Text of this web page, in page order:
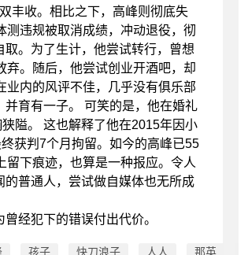
丰收。相比之下，高峰则彻底失
测违规被取消成绩，冲动退役，彻
。为了生计，他尝试转行，曾想
弃。随后，他尝试创业开酒吧，却
业内的风评不佳，几乎没有俱乐部
育有一子。 可笑的是，他在婚礼
隘。 这也解释了他在2015年因小
获判7个月拘留。如今的高峰已55
下痕迹，也算是一种报应。令人
普通人，尝试做自媒体也无所成
经犯下的错误付出代价。
孩子 快刀浪子 人人 那英